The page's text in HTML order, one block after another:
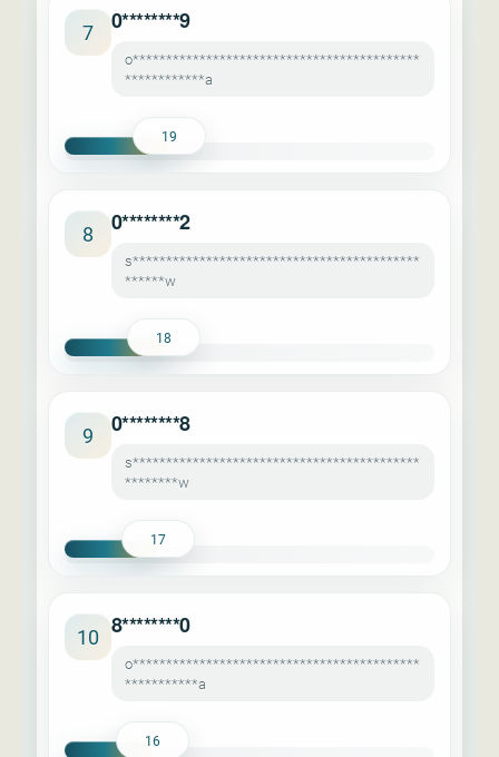
7 0********9
o*******************************************
************a
19
8 0********2
s*******************************************
******w
18
9 0********8
s*******************************************
********w
17
10 8********0
o*******************************************
***********a
16